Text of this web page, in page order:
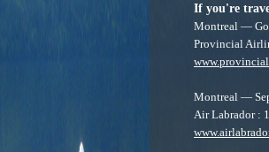
If you're
Montreal —
Provincial
Montreal —
Air Labrador :